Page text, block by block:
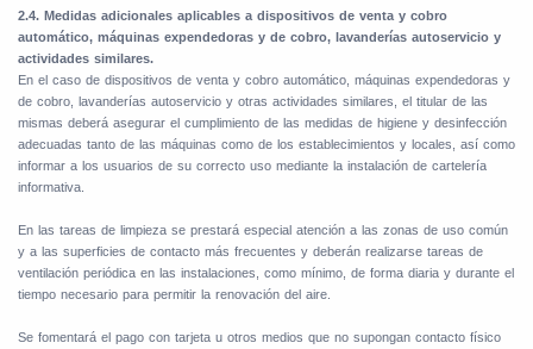
2.4. Medidas adicionales aplicables a dispositivos de venta y cobro
automático, máquinas expendedoras y de cobro, lavanderías autoservicio y
actividades similares.
En el caso de dispositivos de venta y cobro automático, máquinas expendedoras y
de cobro, lavanderías autoservicio y otras actividades similares, el titular de las
mismas deberá asegurar el cumplimiento de las medidas de higiene y desinfección
adecuadas tanto de las máquinas como de los establecimientos y locales, así como
informar a los usuarios de su correcto uso mediante la instalación de cartelería
informativa.
En las tareas de limpieza se prestará especial atención a las zonas de uso común
y a las superficies de contacto más frecuentes y deberán realizarse tareas de
ventilación periódica en las instalaciones, como mínimo, de forma diaria y durante el
tiempo necesario para permitir la renovación del aire.
Se fomentará el pago con tarjeta u otros medios que no supongan contacto físico